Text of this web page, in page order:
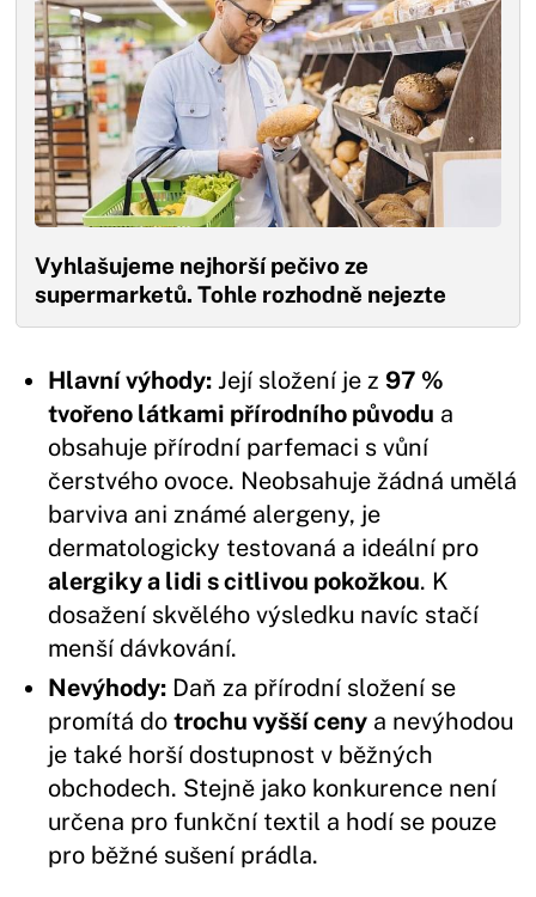
Vyhlašujeme nejhorší pečivo ze
supermarketů. Tohle rozhodně nejezte
Hlavní výhody: Její složení je z 97 %
tvořeno látkami přírodního původu a
obsahuje přírodní parfemaci s vůní
čerstvého ovoce. Neobsahuje žádná umělá
barviva ani známé alergeny, je
dermatologicky testovaná a ideální pro
alergiky a lidi s citlivou pokožkou. K
dosažení skvělého výsledku navíc stačí
menší dávkování.
Nevýhody: Daň za přírodní složení se
promítá dotrochu vyšší ceny a nevýhodou
je také horší dostupnost v běžných
obchodech. Stejně jako konkurence není
určena pro funkční textil a hodí se pouze
pro běžné sušení prádla.